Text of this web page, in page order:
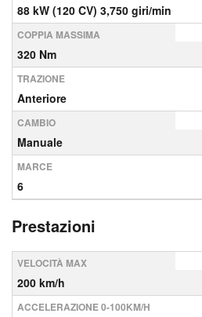
88 kW (120 CV) 3,750 giri/min
COPPIA MASSIMA
320 Nm
TRAZIONE
Anteriore
CAMBIO
Manuale
MARCE
6
Prestazioni
VELOCITÀ MAX
200 km/h
ACCELERAZIONE 0-100KM/H